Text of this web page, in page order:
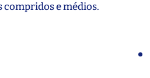
compridos e médios.